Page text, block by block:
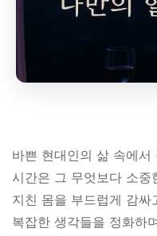
바쁜 현대인의 삶 속에
시간은 그 무엇보다 소중
지친 몸을 부드럽게 감
복잡한 생각들을 정화하